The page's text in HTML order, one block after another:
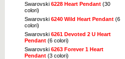
Swarovski 6228 Heart Pendant (30
colori)
Swarovski 6240 Wild Heart Pendant (6
colori)
Swarovski 6261 Devoted 2 U Heart
Pendant (6 colori)
Swarovski 6263 Forever 1 Heart
Pendant (3 colori)